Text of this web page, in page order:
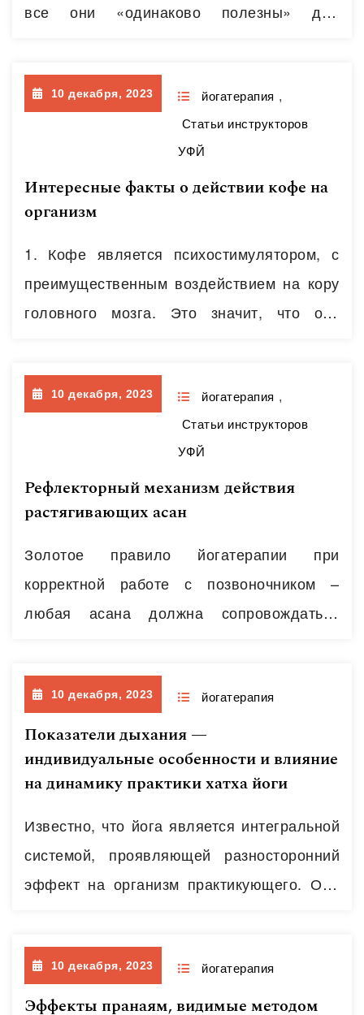
все они «одинаково полезны» для
режиме физиологического растяжения
приносит расслабление напряженным
мышцам и приводит в тонус мышцы
избыточно расслабленные. Подобный
эффект дополняется еще и регуляцией
работы внутренних органов. Что же
происходит в теле при подобной практике
Читать далее
10 декабря, 2023 йогатерапия ,
Статьи инструкторов
УФЙ
Интересные факты о действии кофе на
организм
1. Кофе является психостимулятором, с
преимущественным воздействием на кору
головного мозга. Это значит, что оно
работоспособность, настроение и
двигательную активность. Из этого можно
сделать вывод, что кофе показан при
интенсивной умственной деятельности.
Кроме того, он вызывает расширение
сосудов в мышцах и головном мозге и
повышает содержание глюкозы в крови за
Читать далее
10 декабря, 2023 йогатерапия ,
Статьи инструкторов
УФЙ
Рефлекторный механизм действия
растягивающих асан
Золотое правило йогатерапии при
корректной работе с позвоночником –
любая асана должна сопровождаться
комплекс направлен на наработку данного
навыка; все последующие, более сложные
упражнения «нанизываются» на него. Для
чего это нужно – чтобы уменьшить
компрессию (сдавление) нервных
корешков, нормализовать тонус
околопозвоночных мышц и создать
адекватную нагрузку на связочный аппарат
10 декабря, 2023 йогатерапия
Показатели дыхания —
индивидуальные особенности и влияние
на динамику практики хатха йоги
Известно, что йога является интегральной
системой, проявляющей разносторонний
эффект на организм практикующего. Она
эмоциональное, ментальное и духовное
состояние человека в целом [1]. Одной из
важнейших систем организма,
10 декабря, 2023 йогатерапия
Эффекты пранаям, видимые методом